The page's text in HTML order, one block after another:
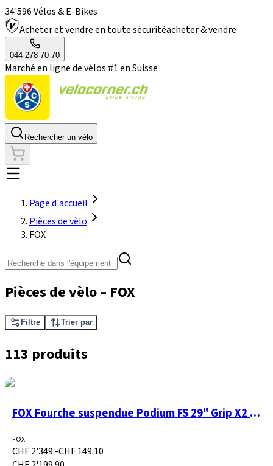
34'596 Vélos & E-Bikes
Acheter et vendre en toute sécuritéacheter & vendre
044 278 70 70
Marché en ligne de vélos #1 en Suisse
Rechercher un vélo
Page d'accueil
Pièces de vèlo
FOX
Pièces de vèlo– FOX
Filtre Trier par
113 produits
FOX Fourche suspendue Podium FS 29" Grip X2 H/L 1
FOX
CHF 2'349.-CHF 149.10